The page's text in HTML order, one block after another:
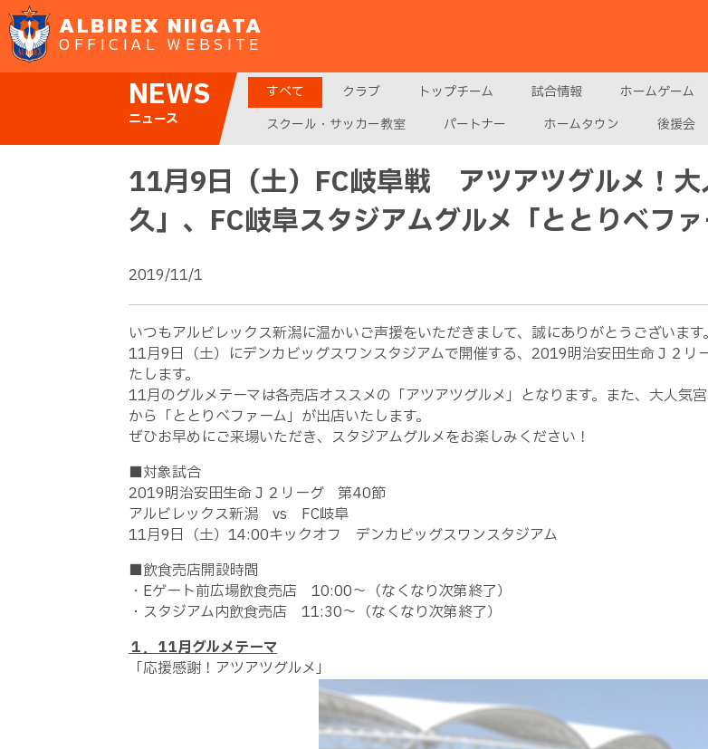
ALBIREX NIIGATA
OFFICIAL WEBSITE
NEWS
ニュース
すべて クラブ トップチーム 試合情報 ホームゲーム
スクール・サッカー教室
パートナー ホームタウン 後援会
11月9日（土）FC岐阜戦 アツアツグルメ！
久」、FC岐阜スタジアムグルメ「ととりべファ
2019/11/1
いつもアルビレックス新潟に温かいご声援をいただきまして、誠にありがとうございます。
11月9日（土）にデンカビッグスワンスタジアムで開催する、2019明治安田生命Ｊ２リ
たします。
11月のグルメテーマは各売店オススメの「アツアツグルメ」となります。また、大人気
から「ととりべファーム」が出店いたします。
ぜひお早めにご来場いただき、スタジアムグルメをお楽しみください！
■対象試合
2019明治安田生命Ｊ２リーグ 第40節
アルビレックス新潟 vs FC岐阜
11月9日（土）14:00キックオフ デンカビッグスワンスタジアム
■飲食売店開設時間
・Eゲート前広場飲食売店 10:00～（なくなり次第終了）
・スタジアム内飲食売店 11:30～（なくなり次第終了）
１．11月グルメテーマ
「応援感謝！アツアツグルメ」